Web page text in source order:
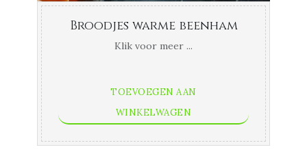
Broodjes warme beenham
Klik voor meer ...
TOEVOEGEN AAN
WINKELWAGEN